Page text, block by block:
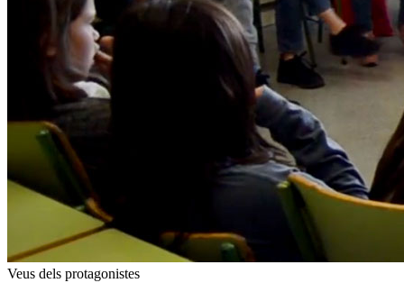
Veus dels protagonistes